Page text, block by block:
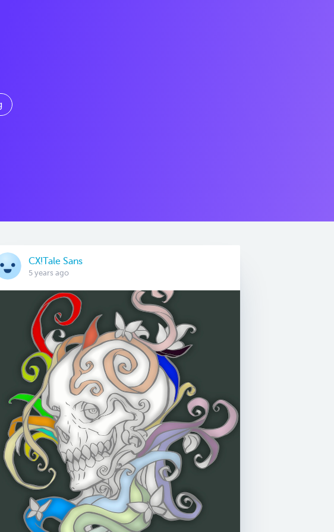
CX!Tale Sans
5 years ago